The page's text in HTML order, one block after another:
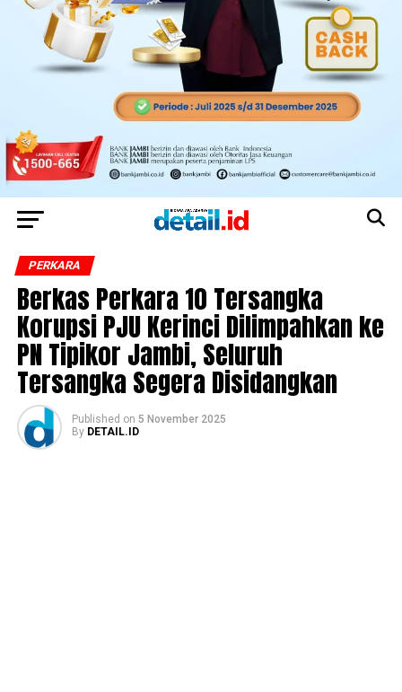
PERKARA
Berkas Perkara 10 Tersangka
Korupsi PJU Kerinci Dilimpahkan ke
PN Tipikor Jambi, Seluruh
Tersangka Segera Disidangkan
Published on 5 November 2025
By DETAIL.ID